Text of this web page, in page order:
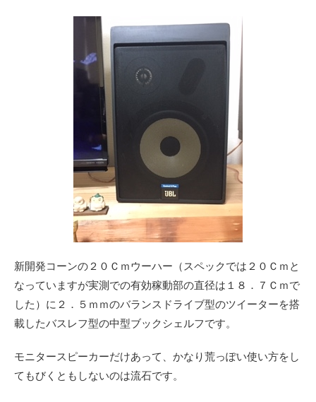
新開発コーンの２０Ｃｍウーハー（スペックでは２０Ｃｍと
なっていますが実測での有効稼動部の直径は１８．７Ｃｍで
した）に２．５ｍｍのバランスドライブ型のツイーターを搭
載したバスレフ型の中型ブックシェルフです。
モニタースピーカーだけあって、かなり荒っぽい使い方をし
てもびくともしないのは流石です。